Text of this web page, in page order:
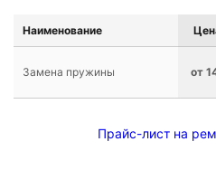
Наименование
Замена пружины от
Прайс-лист на